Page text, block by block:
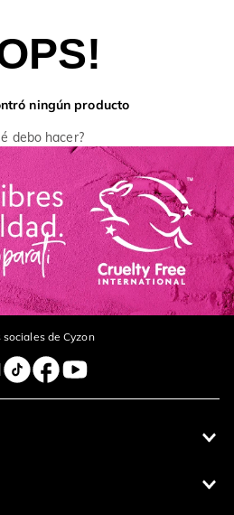
ningún producto
debo hacer?
sociales de Cyzon